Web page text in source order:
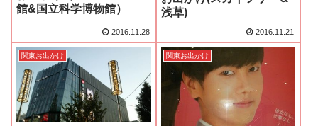
館&国立科学博物館）
2016.11.28
浅草)
2016.11.21
関東お出かけ 関東お出かけ